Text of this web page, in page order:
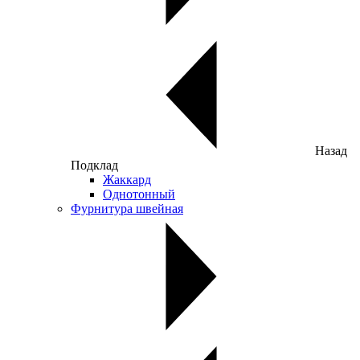
Назад
Подклад
Жаккард
Однотонный
Фурнитура швейная